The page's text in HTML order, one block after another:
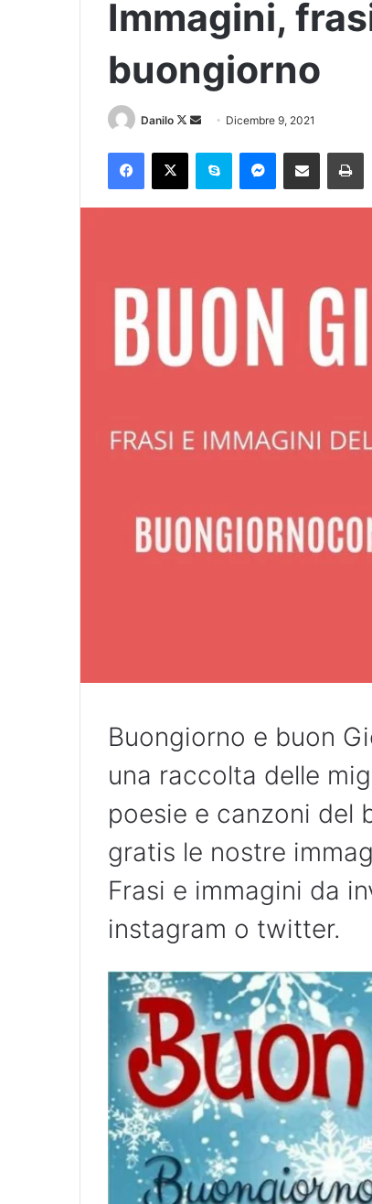
Immagini,
buongiorno
Danilo Dicembre 9, 2021
Buongiorno e buon
una raccolta delle
poesie e canzoni del
gratis le nostre
Frasi e immagini da
instagram o twitter.